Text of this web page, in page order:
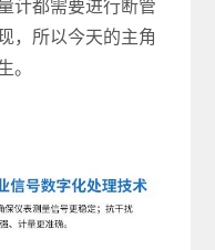
计都需要进行断管
，所以今天的主角
。